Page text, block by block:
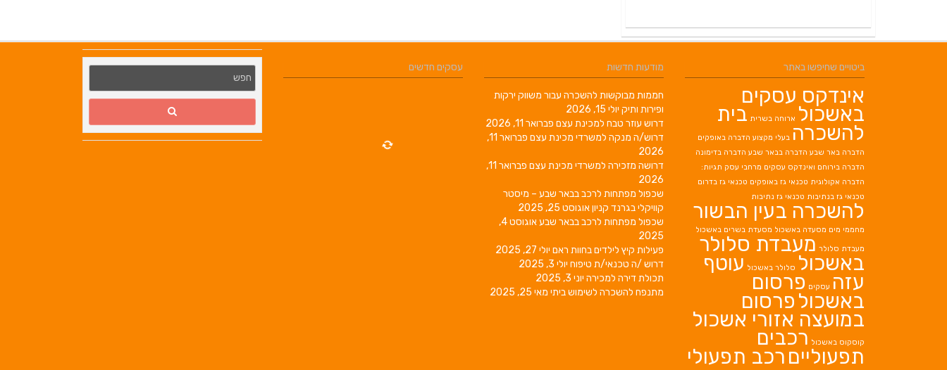
עסקים חדשים מודעות חדשות
חממות מבוקשות להשכרה עבור משווק ירקות
ופירות ותיק יולי 15, 2026
דרוש עוזר טבח למכינת עצם פברואר 11, 2026
דרוש/ה מנקה למשרדי מכינת עצם
פברואר 11,
2026
דרושה מזכירה למשרדי מכינת עצם
פברואר 11,
2026
שכפול מפתחות לרכב בבאר שבע – מיסטר
קוויקלי בגרנד קניוןאוגוסט 25, 2025
שכפול מפתחות לרכב בבאר שבע
אוגוסט 4,
2025
פעילות קיץ לילדים בחוות ראם יולי 27, 2025
דרוש /ה טכנאי/ת טיפוח יולי 3, 2025
תכולת דירה למכירה יוני 3, 2025
מתנפח להשכרה לשימוש ביתי מאי 25, 2025
ביטויים שחיפשו באתר
אינדקס עסקים
באשכול ארוחה בשרית בית
להשכרה בעלי מקצוע הדברה באופקים
הדברה באר שבע הדברה בבאר שבע הדברה בדימונה
הדברה בירוחם ואינדקס עסקים מרחבי עסק תגיות:
הדברה אקולוגית טכנאי גז באופקים טכנאי גז בדרום
טכנאי גז בנתיבות טכנאי גז נתיבות
להשכרה בעין הבשור
מחממי מים מסעדה באשכול מסעדת בשרים באשכול
מעבדת סלולר מעבדת סלולר
באשכול סלולר באשכול עוטף
עזה עסקים פרסום
באשכול פרסום
במועצה אזורי אשכול
קוסקוס באשכול רכבים
תפעוליים רכב תפעולי